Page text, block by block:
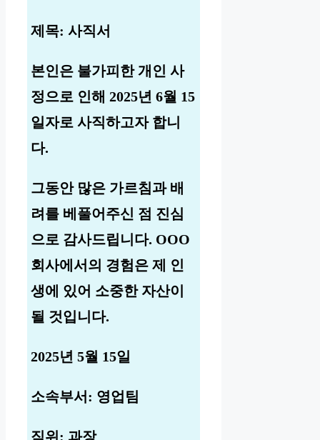
제목: 사직서
본인은 불가피한 개인 사
정으로 인해 2025년 6월 15
일자로 사직하고자 합니
다.
그동안 많은 가르침과 배
려를 베풀어주신 점 진심
으로 감사드립니다. OOO
회사에서의 경험은 제 인
생에 있어 소중한 자산이
될 것입니다.
2025년 5월 15일
소속부서: 영업팀
직위: 과장